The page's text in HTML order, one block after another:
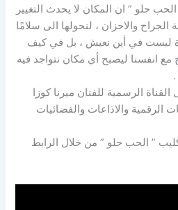
حلو ” ان المكان لا يحدث التغيير
الجراح والاحزان ، لنحولها الى سلامًا
ليست في أين نعيش ، بل في كيف
مع انفسنا ليصبح أي مكان نتواجد فيه
.
الرسمية للفنان ميرنا كوزا
الرقمية والاذاعات والفضائيات
” الحب حلو ” من خلال الرابط